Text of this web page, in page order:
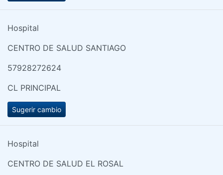
Hospital
CENTRO DE SALUD SANTIAGO
57928272624
CL PRINCIPAL
Sugerir cambio
Hospital
CENTRO DE SALUD EL ROSAL